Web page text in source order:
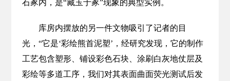
石冢内，是“藏玉于冢”现象的典型实例。
库房内摆放的另一件文物吸引了记者的目
光，“它是‘彩绘熊首泥塑’，经研究发现，它的制作
工艺包含塑形、铺设彩色石块、涂刷白灰地仗层及
彩绘等多道工序，我们对其表面曲面荧光测试后发